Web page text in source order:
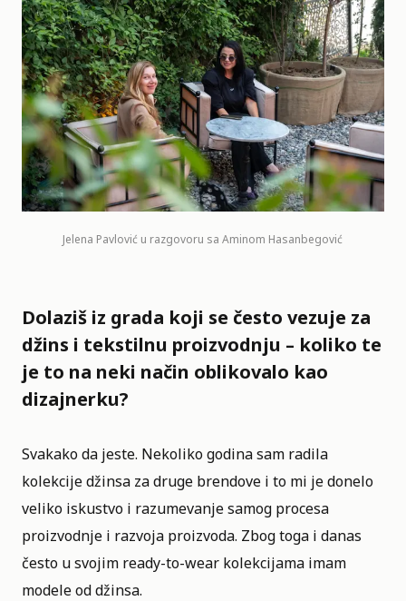
Jelena Pavlović u razgovoru sa Aminom Hasanbegović
Dolaziš iz grada koji se često vezuje za
džins i tekstilnu proizvodnju – koliko te
je to na neki način oblikovalo kao
dizajnerku?
Svakako da jeste. Nekoliko godina sam radila
kolekcije džinsa za druge brendove i to mi je donelo
veliko iskustvo i razumevanje samog procesa
proizvodnje i razvoja proizvoda. Zbog toga i danas
često u svojim ready-to-wear kolekcijama imam
modele od džinsa.